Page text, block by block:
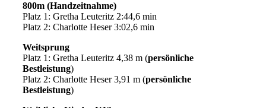
800m (Handzeitnahme)
Platz 1: Gretha Leuteritz 2:44,6 min
Platz 2: Charlotte Heser 3:02,6 min
Weitsprung
Platz 1: Gretha Leuteritz 4,38 m (persönliche
Bestleistung)
Platz 2: Charlotte Heser 3,91 m (persönliche
Bestleistung)